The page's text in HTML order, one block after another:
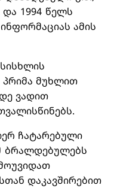
1994 წელს
ამის
პრიმა მუხლით
ვადით
ჩატარებული
ბრალდებულებს
დაკავშირებით